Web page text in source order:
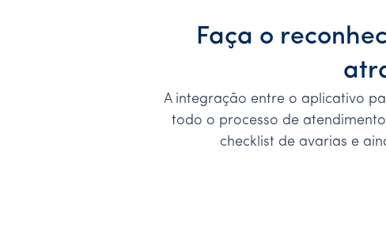
Faça o
A integração entre o aplicativo
todo o processo de
checklist de avarias e